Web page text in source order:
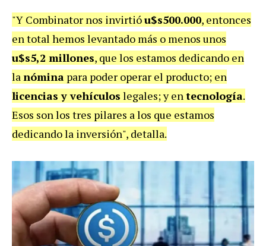
"Y Combinator nos invirtióu$s500.000, entonces
en total hemos levantado más o menos unos
u$s5,2 millones, que los estamos dedicando en
lanómina para poder operar el producto; en
licencias y vehículos legales; y entecnología.
Esos son los tres pilares a los que estamos
dedicando la inversión", detalla.